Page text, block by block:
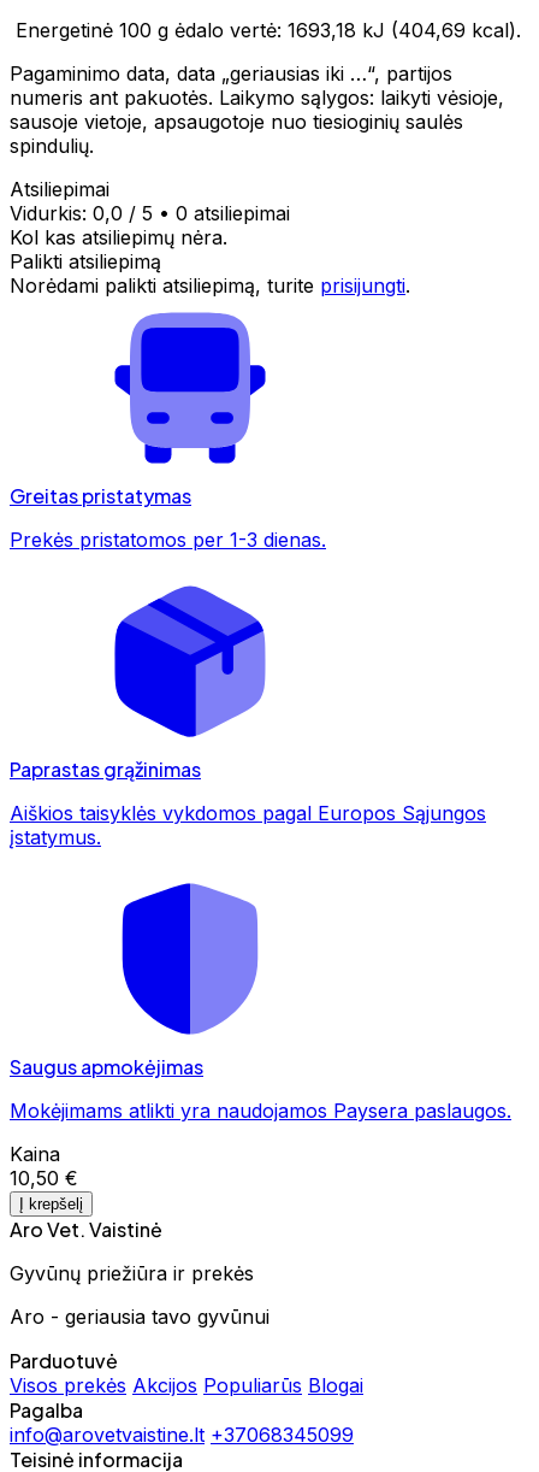
Energetinė 100 g ėdalo vertė: 1693,18 kJ (404,69 kcal).
Pagaminimo data, data „geriausias iki …“, partijos
numeris ant pakuotės. Laikymo sąlygos: laikyti vėsioje,
sausoje vietoje, apsaugotoje nuo tiesioginių saulės
spindulių.
Atsiliepimai
Vidurkis: 0,0 / 5 • 0 atsiliepimai
Kol kas atsiliepimų nėra.
Palikti atsiliepimą
Norėdami palikti atsiliepimą, turite prisijungti.
Greitas pristatymas
Prekės pristatomos per 1-3 dienas.
Paprastas grąžinimas
Aiškios taisyklės vykdomos pagal Europos Sąjungos
įstatymus.
Saugus apmokėjimas
Mokėjimams atlikti yra naudojamos Paysera paslaugos.
Kaina
10,50 €
Į krepšelį
Aro Vet. Vaistinė
Gyvūnų priežiūra ir prekės
Aro - geriausia tavo gyvūnui
Parduotuvė
Visos prekės Akcijos Populiarūs Blogai
Pagalba
info@arovetvaistine.lt +37068345099
Teisinė informacija